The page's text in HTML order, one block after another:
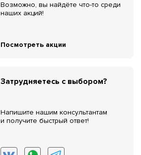
Возможно, вы найдёте что-то среди
наших акций!
Посмотреть акции
Затрудняетесь с выбором?
Напишите нашим консультантам
и получите быстрый ответ!